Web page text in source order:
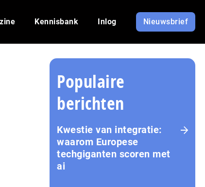
Kennisbank Inlog Nieuwsbrief
Populaire
berichten
Kwestie van integratie:
waarom Europese
techgiganten scoren met
ai